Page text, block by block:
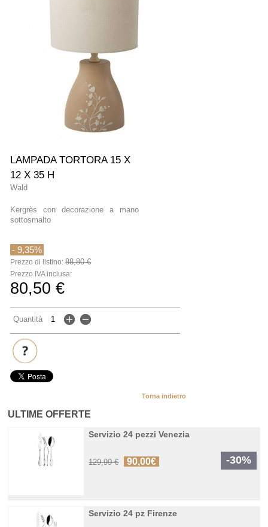
LAMPADA TORTORA 15 X
12 X 35 H
Wald
Kergrès con decorazione a mano
sottosmalto
- 9,35%
Prezzo di listino:88,80 €
Prezzo IVA inclusa:
80,50 €
Quantità
Torna indietro
ULTIME OFFERTE
Servizio 24 pezzi Venezia
-30%
129,99 € 90,00€
Servizio 24 pz Firenze